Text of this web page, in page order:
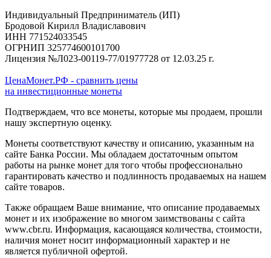
Индивидуальный Предприниматель (ИП)
Бродовой Кирилл Владиславович
ИНН 771524033545
ОГРНИП 325774600101700
Лицензия №Л023-00119-77/01977728 от 12.03.25 г.
ЦенаМонет.РФ - сравнить цены
на инвестиционные монеты
Подтверждаем, что все монеты, которые мы продаем, прошли
нашу экспертную оценку.
Монеты соответствуют качеству и описанию, указанным на
сайте Банка России. Мы обладаем достаточным опытом
работы на рынке монет для того чтобы профессионально
гарантировать качество и подлинность продаваемых на нашем
сайте товаров.
Также обращаем Ваше внимание, что описание продаваемых
монет и их изображение во многом заимствованы с сайта
www.cbr.ru. Информация, касающаяся количества, стоимости,
наличия монет носит информационный характер и не
является публичной офертой.